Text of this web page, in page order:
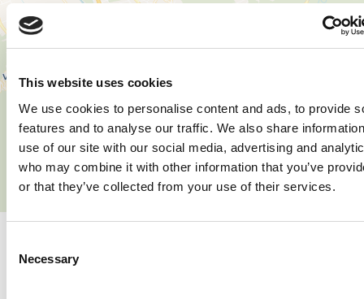
This website uses cookies
We use cookies to personalise content and ads, to provide
features and to analyse our traffic. We also share
use of our site with our social media, advertising and
who may combine it with other information that you’ve
or that they’ve collected from your use of their services.
Selection
Necessary
3